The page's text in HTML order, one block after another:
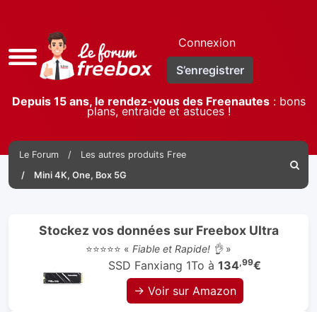
Accès
rapide
Connexion
S’enregistrer
Depuis 15 ans, le rendez-vous des Freenautes: bons
plans, entraide et astuces !
Le Forum
Les autres produits Free
Mini 4K, One, Box 5G
Stockez vos données sur Freebox Ultra
⭐⭐⭐⭐⭐ « Fiable et Rapide! 👌»
SSD Fanxiang 1To à 134,99€
→ Voir sur Amazon